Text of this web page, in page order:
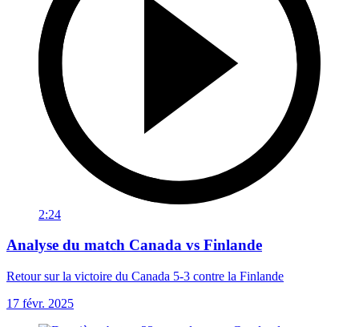
2:24
Analyse du match Canada vs Finlande
Retour sur la victoire du Canada 5-3 contre la Finlande
17 févr. 2025